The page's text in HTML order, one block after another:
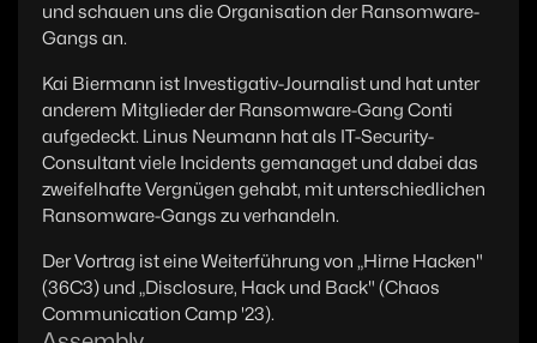
und schauen uns die Organisation der Ransomware-
Gangs an.
Kai Biermann ist Investigativ-Journalist und hat unter
anderem Mitglieder der Ransomware-Gang Conti
aufgedeckt. Linus Neumann hat als IT-Security-
Consultant viele Incidents gemanaget und dabei das
zweifelhafte Vergnügen gehabt, mit unterschiedlichen
Ransomware-Gangs zu verhandeln.
Der Vortrag ist eine Weiterführung von „Hirne Hacken"
(36C3) und „Disclosure, Hack und Back" (Chaos
Communication Camp '23).